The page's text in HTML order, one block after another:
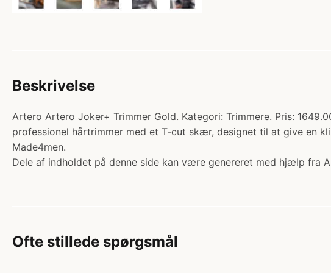
Beskrivelse
Artero Artero Joker+ Trimmer Gold. Kategori: Trimmere. Pris:
professionel hårtrimmer med et T-cut skær, designet til at give en
Made4men.
Dele af indholdet på denne side kan være genereret med hjælp fra
Ofte stillede spørgsmål